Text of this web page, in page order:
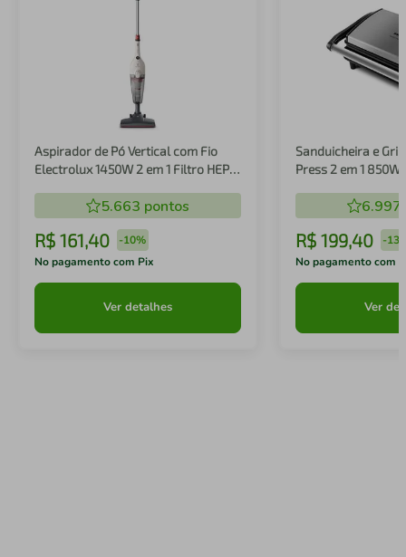
Aspirador de Pó Vertical com Fio
Electrolux 1450W 2 em 1 Filtro HEPA
5.663 pontos
R$ 161,40 -10%
No pagamento com Pix
Ver detalhes
Sanduicheira e
Press 2 em 1 850W
6.997
R$ 199,40 -
No pagamento com
Ver